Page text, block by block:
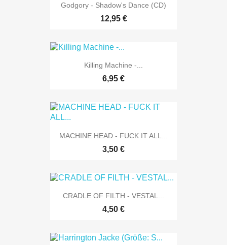
Godgory - Shadow's Dance (CD)
12,95 €
Killing Machine -...
6,95 €
MACHINE HEAD - FUCK IT ALL...
3,50 €
CRADLE OF FILTH - VESTAL...
4,50 €